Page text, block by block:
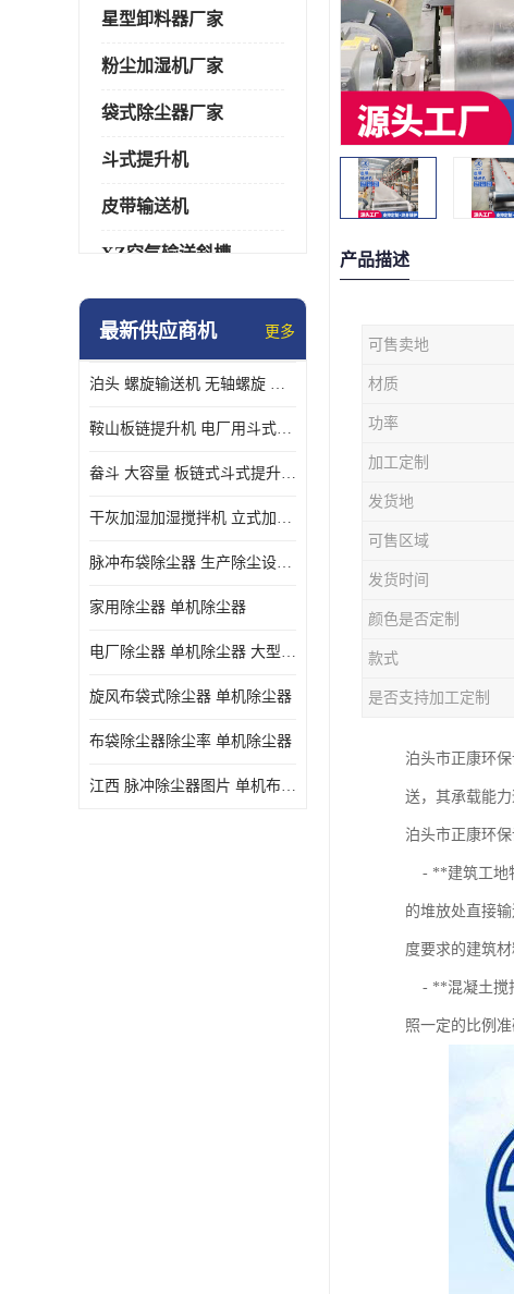
星型卸料器厂家
粉尘加湿机厂家
袋式除尘器厂家
斗式提升机
皮带输送机
XZ空气输送斜槽
通风蝶阀/百叶阀
气旋混动喷淋塔
N-TGD钢丝胶带斗式提升机
最新供应商机 更多
泊头 螺旋输送机 无轴螺旋 污泥螺旋输送机 规格齐全
鞍山板链提升机 电厂用斗式提升机 规格齐全
畚斗 大容量 板链式斗式提升机 正康斗提机厂家
干灰加湿加湿搅拌机 立式加湿机消化机 双轴
脉冲布袋除尘器 生产除尘设备厂家
家用除尘器 单机除尘器
电厂除尘器 单机除尘器 大型除尘器制作厂家
旋风布袋式除尘器 单机除尘器
布袋除尘器除尘率 单机除尘器
江西 脉冲除尘器图片 单机布袋除尘器 规格齐全
产品描述
可售卖地
材质
功率
加工定制
发货地
可售区域
发货时间
颜色是否定制
款式
是否支持加工定制
泊头市正康环
送，其承载能
泊头市正康环
- **建筑工地
的堆放处直接
度要求的建筑
- **混凝土搅
照一定的比例